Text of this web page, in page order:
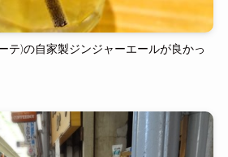
テ)の自家製ジンジャーエールが良かっ